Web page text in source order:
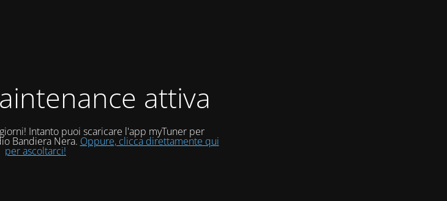
attiva
Intanto puoi scaricare l'app myTuner per
Bandiera Nera. Oppure, clicca direttamente qui
per ascoltarci!